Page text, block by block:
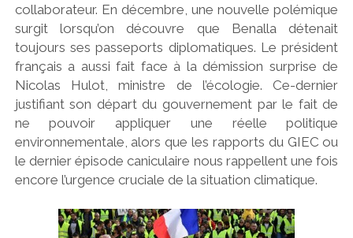
collaborateur. En décembre, une nouvelle polémique
surgit lorsqu’on découvre que Benalla détenait
toujours ses passeports diplomatiques. Le président
français a aussi fait face à la démission surprise de
Nicolas Hulot, ministre de l’écologie. Ce-dernier
justifiant son départ du gouvernement par le fait de
ne pouvoir appliquer une réelle politique
environnementale, alors que les rapports du GIEC ou
le dernier épisode caniculaire nous rappellent une fois
encore l’urgence cruciale de la situation climatique.